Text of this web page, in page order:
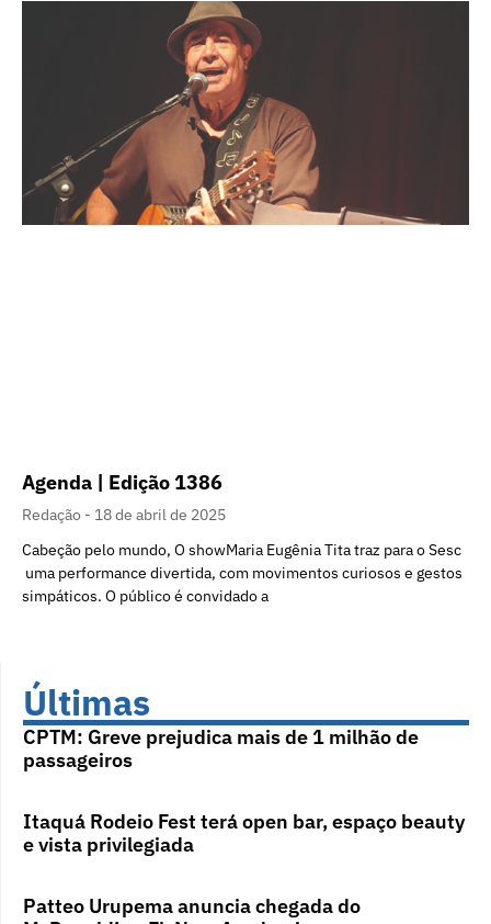
Agenda | Edição 1386
Redação
18 de abril de 2025
Cabeção pelo mundo, O showMaria Eugênia Tita traz para o Sesc
uma performance divertida, com movimentos curiosos e gestos
simpáticos. O público é convidado a
Últimas
CPTM: Greve prejudica mais de 1 milhão de
passageiros
Itaquá Rodeio Fest terá open bar, espaço beauty
e vista privilegiada
Patteo Urupema anuncia chegada do